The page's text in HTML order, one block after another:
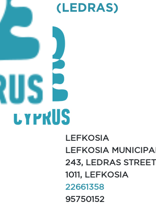
(LEDRAS)
LEFKOSIA
LEFKOSIA
243, LEDRAS
1011, LEFKOSIA
22661358
95750152